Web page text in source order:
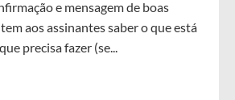
e mensagem de boas
aos assinantes saber o que está
precisa fazer (se...